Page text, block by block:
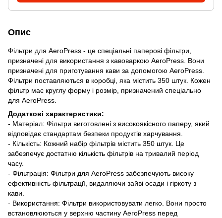
Опис
Фільтри для AeroPress - це спеціальні паперові фільтри,
призначені для використання з кавоваркою AeroPress. Вони
призначені для приготування кави за допомогою AeroPress.
Фільтри поставляються в коробці, яка містить 350 штук. Кожен
фільтр має круглу форму і розмір, призначений спеціально
для AeroPress.
Додаткові характеристики:
- Матеріал: Фільтри виготовлені з високоякісного паперу, який
відповідає стандартам безпеки продуктів харчування.
- Кількість: Кожний набір фільтрів містить 350 штук. Це
забезпечує достатню кількість фільтрів на тривалий період
часу.
- Фільтрація: Фільтри для AeroPress забезпечують високу
ефективність фільтрації, видаляючи зайві осади і гіркоту з
кави.
- Використання: Фільтри використовувати легко. Вони просто
встановлюються у верхню частину AeroPress перед